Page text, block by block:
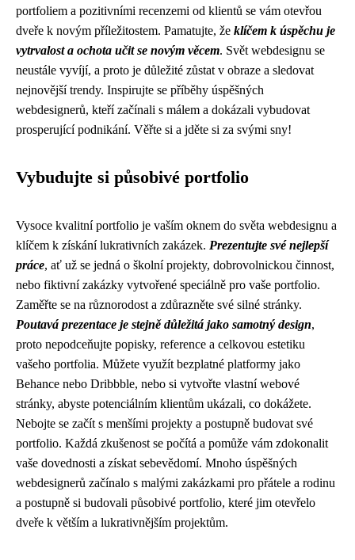
portfoliem a pozitivními recenzemi od klientů se vám otevřou
dveře k novým příležitostem. Pamatujte, že klíčem k úspěchu je
vytrvalost a ochota učit se novým věcem. Svět webdesignu se
neustále vyvíjí, a proto je důležité zůstat v obraze a sledovat
nejnovější trendy. Inspirujte se příběhy úspěšných
webdesignerů, kteří začínali s málem a dokázali vybudovat
prosperující podnikání. Věřte si a jděte si za svými sny!
Vybudujte si působivé portfolio
Vysoce kvalitní portfolio je vaším oknem do světa webdesignu a
klíčem k získání lukrativních zakázek. Prezentujte své nejlepší
práce, ať už se jedná o školní projekty, dobrovolnickou činnost,
nebo fiktivní zakázky vytvořené speciálně pro vaše portfolio.
Zaměřte se na různorodost a zdůrazněte své silné stránky.
Poutavá prezentace je stejně důležitá jako samotný design,
proto nepodceňujte popisky, reference a celkovou estetiku
vašeho portfolia. Můžete využít bezplatné platformy jako
Behance nebo Dribbble, nebo si vytvořte vlastní webové
stránky, abyste potenciálním klientům ukázali, co dokážete.
Nebojte se začít s menšími projekty a postupně budovat své
portfolio. Každá zkušenost se počítá a pomůže vám zdokonalit
vaše dovednosti a získat sebevědomí. Mnoho úspěšných
webdesignerů začínalo s malými zakázkami pro přátele a rodinu
a postupně si budovali působivé portfolio, které jim otevřelo
dveře k větším a lukrativnějším projektům.